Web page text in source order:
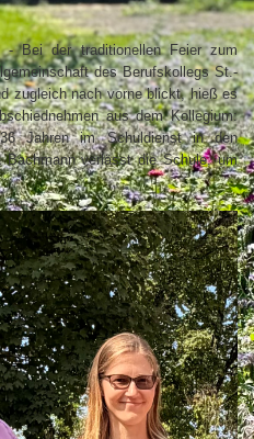
- Bei der traditionellen Feier zum
des Berufskollegs St.-
zugleich nach vorne blickt, hieß es
aus dem Kollegium:
Jahren im Schuldienst in den
Bachmann verlässt die Schule, um